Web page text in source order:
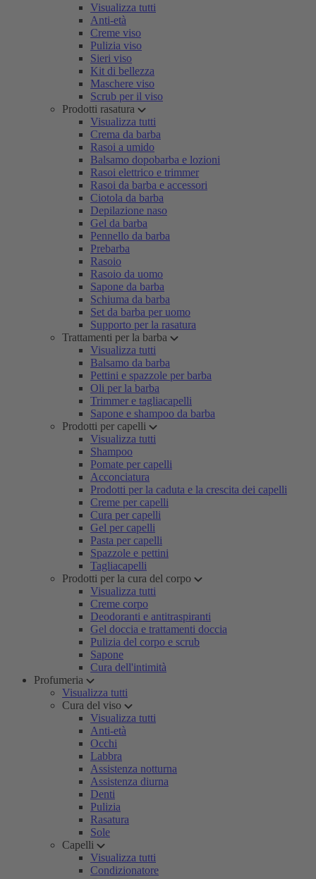
Visualizza tutti
Anti-età
Creme viso
Pulizia viso
Sieri viso
Kit di bellezza
Maschere viso
Scrub per il viso
Prodotti rasatura
Visualizza tutti
Crema da barba
Rasoi a umido
Balsamo dopobarba e lozioni
Rasoi elettrico e trimmer
Rasoi da barba e accessori
Ciotola da barba
Depilazione naso
Gel da barba
Pennello da barba
Prebarba
Rasoio
Rasoio da uomo
Sapone da barba
Schiuma da barba
Set da barba per uomo
Supporto per la rasatura
Trattamenti per la barba
Visualizza tutti
Balsamo da barba
Pettini e spazzole per barba
Oli per la barba
Trimmer e tagliacapelli
Sapone e shampoo da barba
Prodotti per capelli
Visualizza tutti
Shampoo
Pomate per capelli
Acconciatura
Prodotti per la caduta e la crescita dei capelli
Creme per capelli
Cura per capelli
Gel per capelli
Pasta per capelli
Spazzole e pettini
Tagliacapelli
Prodotti per la cura del corpo
Visualizza tutti
Creme corpo
Deodoranti e antitraspiranti
Gel doccia e trattamenti doccia
Pulizia del corpo e scrub
Sapone
Cura dell'intimità
Profumeria
Visualizza tutti
Cura del viso
Visualizza tutti
Anti-età
Occhi
Labbra
Assistenza notturna
Assistenza diurna
Denti
Pulizia
Rasatura
Sole
Capelli
Visualizza tutti
Condizionatore